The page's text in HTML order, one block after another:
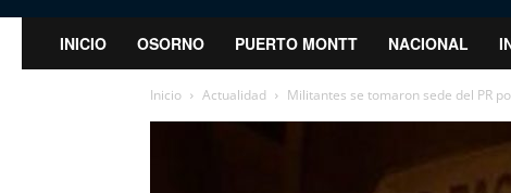
INICIO OSORNO PUERTO MONTT NACIONAL
Inicio Actualidad Militantes se tomaron sede del PR